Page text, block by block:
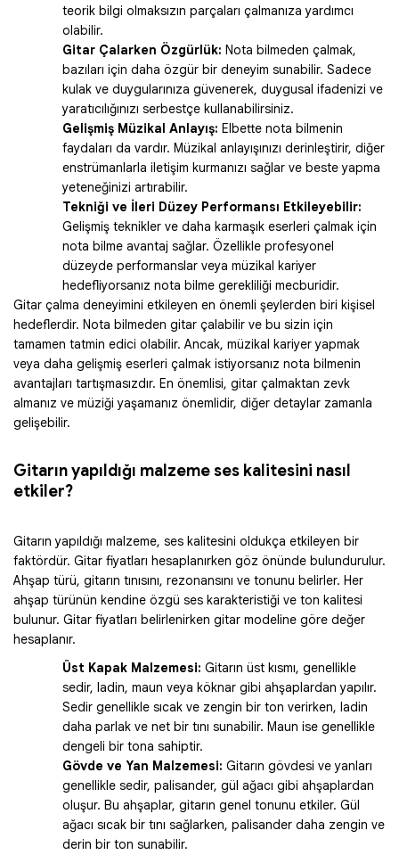
teorik bilgi olmaksızın parçaları çalmanıza yardımcı
olabilir.
Gitar Çalarken Özgürlük: Nota bilmeden çalmak,
bazıları için daha özgür bir deneyim sunabilir. Sadece
kulak ve duygularınıza güvenerek, duygusal ifadenizi ve
yaratıcılığınızı serbestçe kullanabilirsiniz.
Gelişmiş Müzikal Anlayış: Elbette nota bilmenin
faydaları da vardır. Müzikal anlayışınızı derinleştirir, diğer
enstrümanlarla iletişim kurmanızı sağlar ve beste yapma
yeteneğinizi artırabilir.
Tekniği ve İleri Düzey Performansı Etkileyebilir:
Gelişmiş teknikler ve daha karmaşık eserleri çalmak için
nota bilme avantaj sağlar. Özellikle profesyonel
düzeyde performanslar veya müzikal kariyer
hedefliyorsanız nota bilme gerekliliği mecburidir.
Gitar çalma deneyimini etkileyen en önemli şeylerden biri kişisel
hedeflerdir. Nota bilmeden gitar çalabilir ve bu sizin için
tamamen tatmin edici olabilir. Ancak, müzikal kariyer yapmak
veya daha gelişmiş eserleri çalmak istiyorsanız nota bilmenin
avantajları tartışmasızdır. En önemlisi, gitar çalmaktan zevk
almanız ve müziği yaşamanız önemlidir, diğer detaylar zamanla
gelişebilir.
Gitarın yapıldığı malzeme ses kalitesini nasıl
etkiler?
Gitarın yapıldığı malzeme, ses kalitesini oldukça etkileyen bir
faktördür. Gitar fiyatları hesaplanırken göz önünde bulundurulur.
Ahşap türü, gitarın tınısını, rezonansını ve tonunu belirler. Her
ahşap türünün kendine özgü ses karakteristiği ve ton kalitesi
bulunur. Gitar fiyatları belirlenirken gitar modeline göre değer
hesaplanır.
Üst Kapak Malzemesi: Gitarın üst kısmı, genellikle
sedir, ladin, maun veya köknar gibi ahşaplardan yapılır.
Sedir genellikle sıcak ve zengin bir ton verirken, ladin
daha parlak ve net bir tını sunabilir. Maun ise genellikle
dengeli bir tona sahiptir.
Gövde ve Yan Malzemesi: Gitarın gövdesi ve yanları
genellikle sedir, palisander, gül ağacı gibi ahşaplardan
oluşur. Bu ahşaplar, gitarın genel tonunu etkiler. Gül
ağacı sıcak bir tını sağlarken, palisander daha zengin ve
derin bir ton sunabilir.